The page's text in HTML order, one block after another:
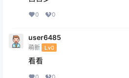
0 0
user6485
萌新 Lv0
看看